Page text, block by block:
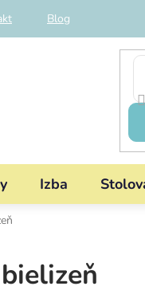
Blog
Izba